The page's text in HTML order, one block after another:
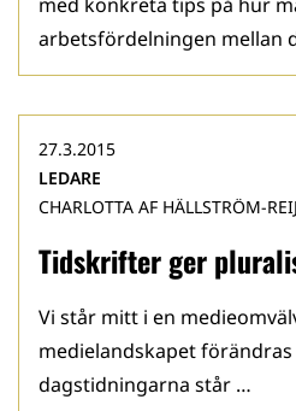
arbetsfördelningen mellan
Tidskrifter ger
27.3.2015
LEDARE
CHARLOTTA AF HÄLLSTRÖM-
Vi står mitt i en
medielandskapet
dagstidningarna står …